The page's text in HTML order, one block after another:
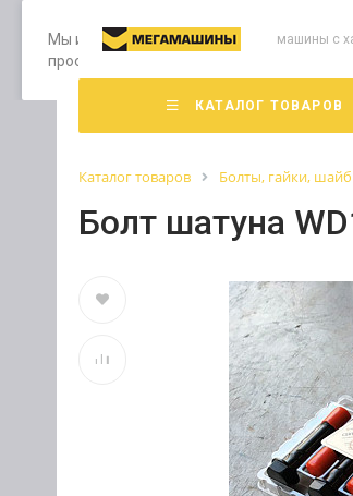
Мы используем файлы cookie,
просмотр страниц нашего сайта, вы
машины с
КАТАЛОГ ТОВАРОВ
Каталог товаров Болты, гайки,
Болт шатуна